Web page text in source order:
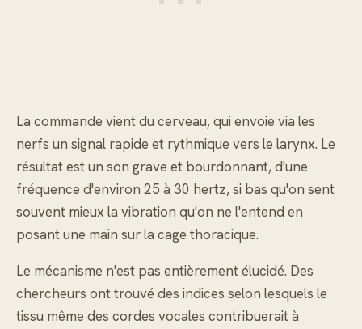
La commande vient du cerveau, qui envoie via les
nerfs un signal rapide et rythmique vers le larynx. Le
résultat est un son grave et bourdonnant, d'une
fréquence d'environ 25 à 30 hertz, si bas qu'on sent
souvent mieux la vibration qu'on ne l'entend en
posant une main sur la cage thoracique.
Le mécanisme n'est pas entièrement élucidé. Des
chercheurs ont trouvé des indices selon lesquels le
tissu même des cordes vocales contribuerait à